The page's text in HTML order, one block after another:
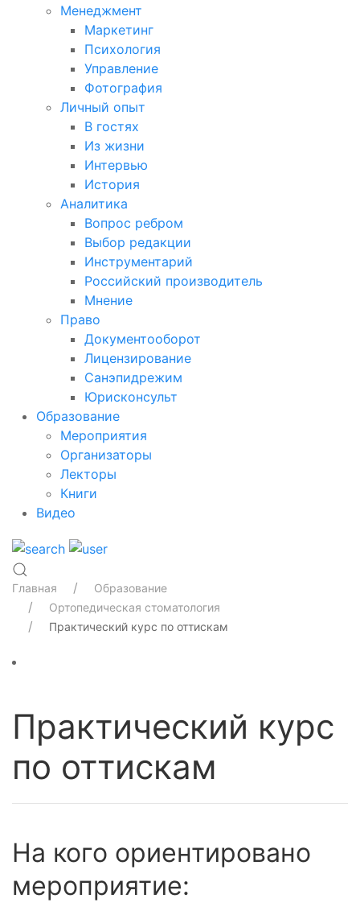
Менеджмент
Маркетинг
Психология
Управление
Фотография
Личный опыт
В гостях
Из жизни
Интервью
История
Аналитика
Вопрос ребром
Выбор редакции
Инструментарий
Российский производитель
Мнение
Право
Документооборот
Лицензирование
Санэпидрежим
Юрисконсульт
Образование
Мероприятия
Организаторы
Лекторы
Книги
Видео
Главная
Образование
Ортопедическая стоматология
Практический курс по оттискам
Практический курс
по оттискам
На кого ориентировано
мероприятие: